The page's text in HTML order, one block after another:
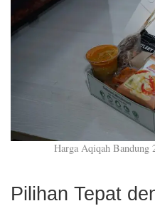
Harga Aqiqah
Pilihan Tepat